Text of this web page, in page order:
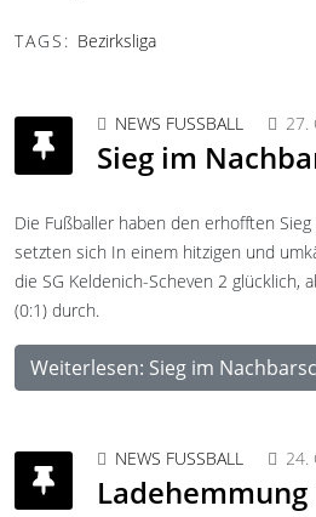
TAGS: Bezirksliga
NEWS FUSSBALL 27.
Sieg im
Die Fußballer haben den erhofften
setzten sich In einem hitzigen und
die SG Keldenich-Scheven 2 glücklich,
(0:1) durch.
Weiterlesen: Sieg im
NEWS FUSSBALL 24.